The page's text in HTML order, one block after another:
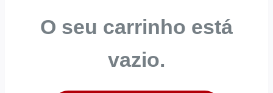
O seu carrinho está
vazio.